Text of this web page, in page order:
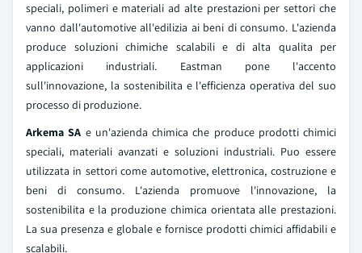
speciali, polimeri e materiali ad alte prestazioni per settori che
vanno dall'automotive all'edilizia ai beni di consumo. L'azienda
produce soluzioni chimiche scalabili e di alta qualita per
applicazioni industriali. Eastman pone l'accento
sull'innovazione, la sostenibilita e l'efficienza operativa del suo
processo di produzione.
Arkema SA e un'azienda chimica che produce prodotti chimici
speciali, materiali avanzati e soluzioni industriali. Puo essere
utilizzata in settori come automotive, elettronica, costruzione e
beni di consumo. L'azienda promuove l'innovazione, la
sostenibilita e la produzione chimica orientata alle prestazioni.
La sua presenza e globale e fornisce prodotti chimici affidabili e
scalabili.